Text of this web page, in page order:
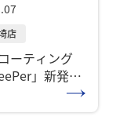
ーティング
」新発
ロストレック
てみました！